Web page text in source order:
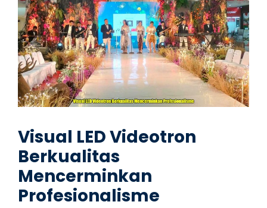
Visual LED Videotron
Berkualitas
Mencerminkan
Profesionalisme